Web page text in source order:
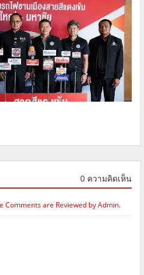
0 ความคิดเห็น
Comments are Reviewed by Admin.